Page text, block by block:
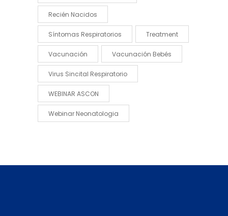
Recién Nacidos
Síntomas Respiratorios Treatment
Vacunación Vacunación Bebés
Virus Sincital Respiratorio
WEBINAR ASCON
Webinar Neonatologia